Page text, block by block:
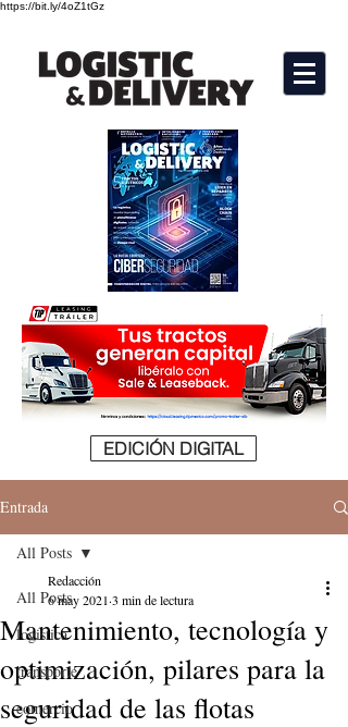
https://bit.ly/4oZ1tGz
EDICIÓN DIGITAL
Entrada
All Posts
logistica
transporte
comercio
All Posts
Mantenimiento, tecnología y
optimización, pilares para la
seguridad de las flotas
Redacción
6 may 2021 3 min de lectura